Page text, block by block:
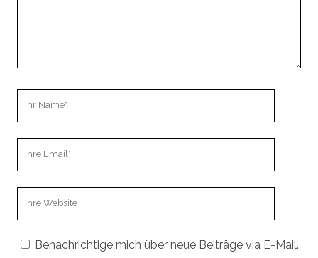
Benachrichtige mich über neue Beiträge via E-Mail.